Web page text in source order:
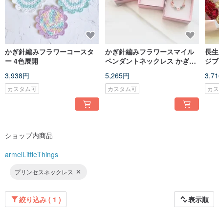
かぎ針編みフラワーコースタ
ー 4色展開
3,938円
カスタム可
かぎ針編みフラワースマイル
ペンダントネックレス かぎ針
ントネックレス
5,265円
カスタム可
長
ジ
ア
カ
ショップ内商品
armeiLittleThings
プリンセスネックレス
絞り込み ( 1 ) 表示順